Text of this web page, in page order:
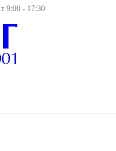
9:00 - 17:30